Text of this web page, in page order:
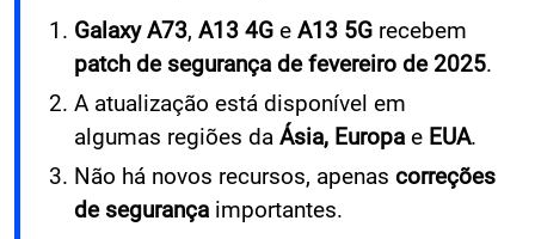
Galaxy A73, A13 4G e A13 5G recebem
patch de segurança de fevereiro de 2025.
A atualização está disponível em
algumas regiões da Ásia, Europa e EUA.
Não há novos recursos, apenas correções
de segurança importantes.